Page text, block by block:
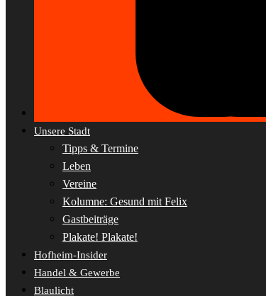
Unsere Stadt
Tipps & Termine
Leben
Vereine
Kolumne: Gesund mit Felix
Gastbeiträge
Plakate! Plakate!
Hofheim-Insider
Handel & Gewerbe
Blaulicht